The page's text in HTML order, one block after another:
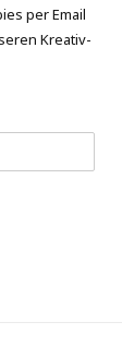
per Email
Kreativ-